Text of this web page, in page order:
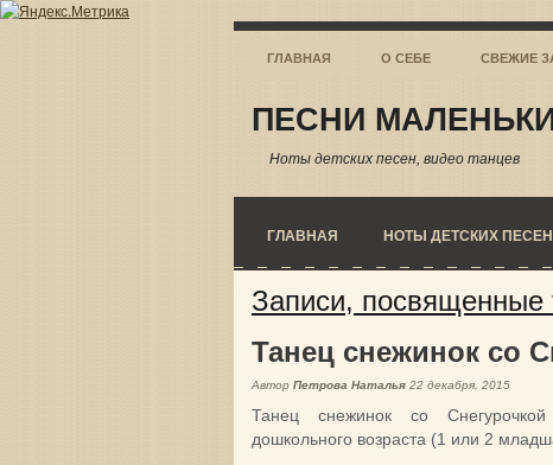
ГЛАВНАЯ О СЕБЕ СВЕЖИЕ
ПЕСНИ
Ноты детских песен, видео танцев
ГЛАВНАЯ НОТЫ ДЕТСКИХ ПЕСЕН
Записи, посвященные
Танец снежинок со
Автор Петрова Наталья 22 декабря, 2015
Танец снежинок со
дошкольного возраста (1 или 2